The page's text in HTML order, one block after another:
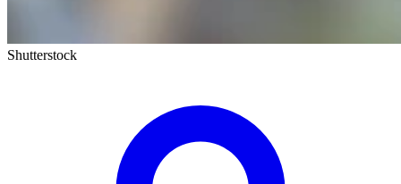
Shutterstock